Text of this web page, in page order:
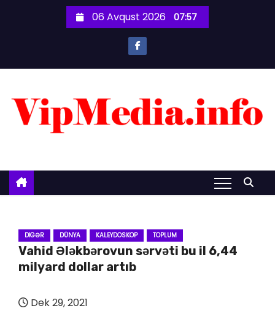
n
06 Avqust 2026 07:57
DIGƏR DÜNYA KALEYDOSKOP TOPLUM
Vahid Ələkbərovun sərvəti bu il 6,44
milyard dollar artıb
Dek 29, 2021